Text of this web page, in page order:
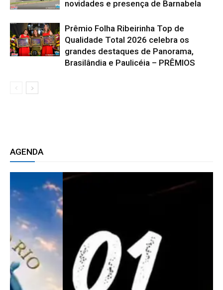
novidades e presença de Barnabela
Prêmio Folha Ribeirinha Top de
Qualidade Total 2026 celebra os
grandes destaques de Panorama,
Brasilândia e Paulicéia – PRÊMIOS
AGENDA